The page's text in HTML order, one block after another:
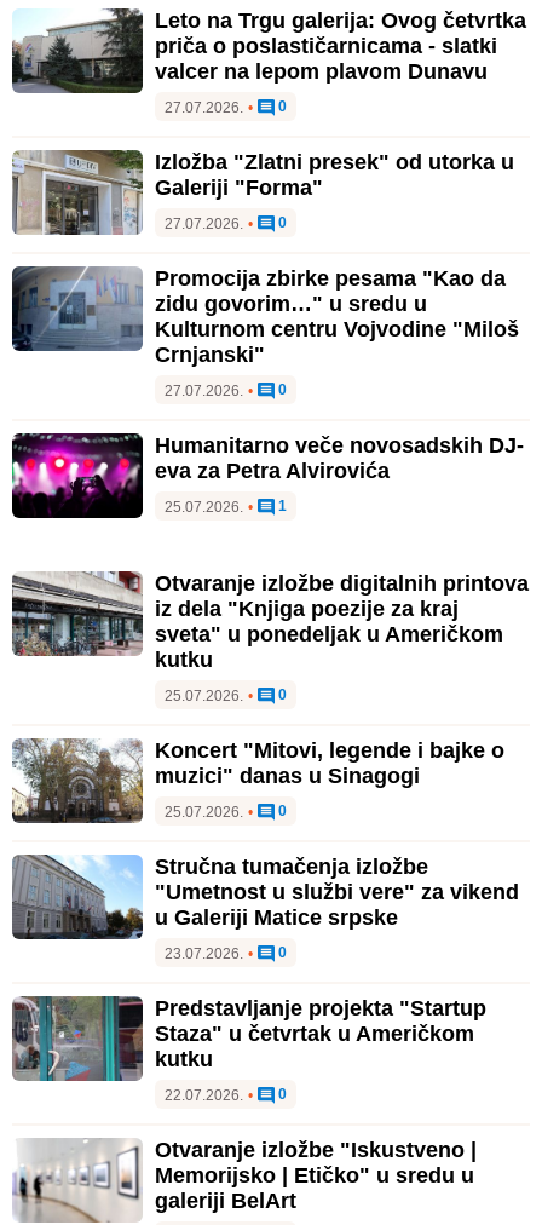
Leto na Trgu galerija: Ovog četvrtka
priča o poslastičarnicama - slatki
valcer na lepom plavom Dunavu
27.07.2026. • 0
Izložba "Zlatni presek" od utorka u
Galeriji "Forma"
27.07.2026. • 0
Promocija zbirke pesama "Kao da
zidu govorim…" u sredu u
Kulturnom centru Vojvodine "Miloš
Crnjanski"
27.07.2026. • 0
Humanitarno veče novosadskih DJ-
eva za Petra Alvirovića
25.07.2026. • 1
Otvaranje izložbe digitalnih printova
iz dela "Knjiga poezije za kraj
sveta" u ponedeljak u Američkom
kutku
25.07.2026. • 0
Koncert "Mitovi, legende i bajke o
muzici" danas u Sinagogi
25.07.2026. • 0
Stručna tumačenja izložbe
"Umetnost u službi vere" za vikend
u Galeriji Matice srpske
23.07.2026. • 0
Predstavljanje projekta "Startup
Staza" u četvrtak u Američkom
kutku
22.07.2026. • 0
Otvaranje izložbe "Iskustveno |
Memorijsko | Etičko" u sredu u
galeriji BelArt